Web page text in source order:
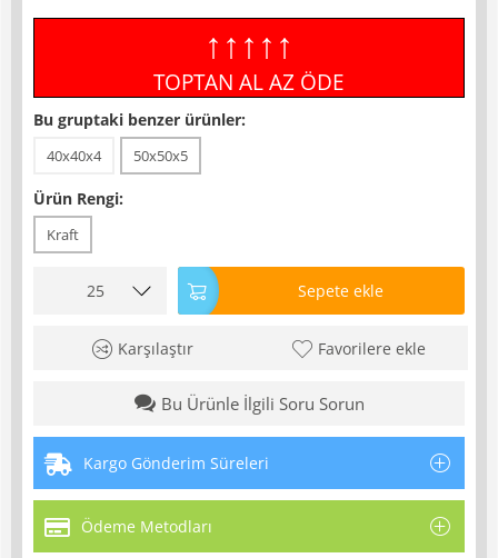
↑↑↑↑↑
TOPTAN AL AZ ÖDE
Bu gruptaki benzer ürünler:
40x40x4 50x50x5
Ürün Rengi:
Kraft
Sepete ekle
Karşılaştır Favorilere ekle
Bu Ürünle İlgili Soru Sorun
Kargo Gönderim Süreleri
Ödeme Metodları